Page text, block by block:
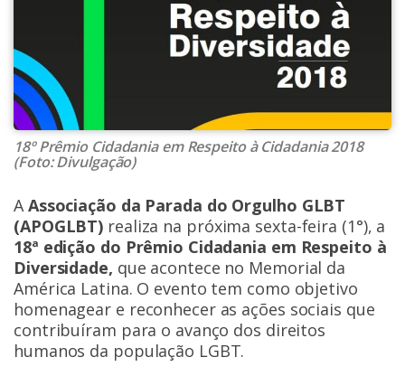
18º Prêmio Cidadania em Respeito à Cidadania 2018
(Foto: Divulgação)
AAssociação da Parada do Orgulho GLBT
(APOGLBT) realiza na próxima sexta-feira (1°), a
18ª edição do Prêmio Cidadania em Respeito à
Diversidade, que acontece no Memorial da
América Latina. O evento tem como objetivo
homenagear e reconhecer as ações sociais que
contribuíram para o avanço dos direitos
humanos da população LGBT.